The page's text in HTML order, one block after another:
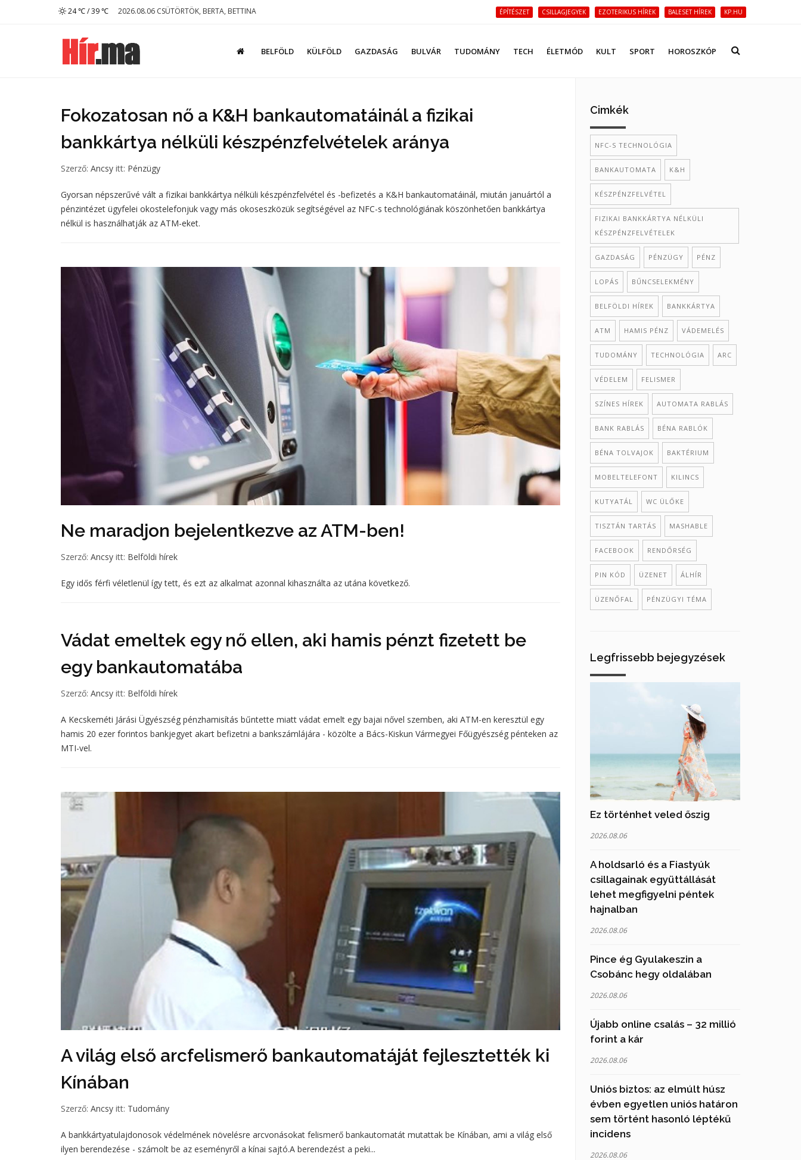
24 ℃ / 39 ℃ 2026.08.06 CSÜTÖRTÖK, BERTA, BETTINA ÉPÍTÉSZET CSILLAGJEGYEK EZOTERIKUS HÍREK BALESET HÍREK KP.HU
BELFÖLD KÜLFÖLD GAZDASÁG BULVÁR TUDOMÁNY TECH ÉLETMÓD KULT SPORT HOROSZKÓP
Fokozatosan nő a K&H bankautomatáinál a fizikai
bankkártya nélküli készpénzfelvételek aránya
Szerző: Ancsy itt: Pénzügy
Gyorsan népszerűvé vált a fizikai bankkártya nélküli készpénzfelvétel és -befizetés a K&H bankautomatáinál, miután januártól a
pénzintézet ügyfelei okostelefonjuk vagy más okoseszközük segítségével az NFC-s technológiának köszönhetően bankkártya
nélkül is használhatják az ATM-eket.
Ne maradjon bejelentkezve az ATM-ben!
Szerző: Ancsy itt: Belföldi hírek
Egy idős férfi véletlenül így tett, és ezt az alkalmat azonnal kihasználta az utána következő.
Vádat emeltek egy nő ellen, aki hamis pénzt fizetett be
egy bankautomatába
Szerző: Ancsy itt: Belföldi hírek
A Kecskeméti Járási Ügyészség pénzhamisítás bűntette miatt vádat emelt egy bajai nővel szemben, aki ATM-en keresztül egy
hamis 20 ezer forintos bankjegyet akart befizetni a bankszámlájára - közölte a Bács-Kiskun Vármegyei Főügyészség pénteken az
MTI-vel.
A világ első arcfelismerő bankautomatáját fejlesztették ki
Kínában
Szerző: Ancsy itt: Tudomány
A bankkártyatulajdonosok védelmének növelésre arcvonásokat felismerő bankautomatát mutattak be Kínában, ami a világ első
ilyen berendezése - számolt be az eseményről a kínai sajtó.A berendezést a peki...
Cimkék
NFC-S TECHNOLÓGIA
BANKAUTOMATA K&H
KÉSZPÉNZFELVÉTEL
FIZIKAI BANKKÁRTYA NÉLKÜLI
KÉSZPÉNZFELVÉTELEK
GAZDASÁG PÉNZÜGY PÉNZ
LOPÁS BŰNCSELEKMÉNY
BELFÖLDI HÍREK BANKKÁRTYA
ATM HAMIS PÉNZ VÁDEMELÉS
TUDOMÁNY TECHNOLÓGIA ARC
VÉDELEM FELISMER
SZÍNES HÍREK AUTOMATA RABLÁS
BANK RABLÁS BÉNA RABLÓK
BÉNA TOLVAJOK BAKTÉRIUM
MOBELTELEFONT KILINCS
KUTYATÁL WC ÜLŐKE
TISZTÁN TARTÁS MASHABLE
FACEBOOK RENDŐRSÉG
PIN KÓD ÜZENET ÁLHÍR
ÜZENŐFAL PÉNZÜGYI TÉMA
Legfrissebb bejegyzések
Ez történhet veled őszig
2026.08.06
A holdsarló és a Fiastyúk
csillagainak együttállását
lehet megfigyelni péntek
hajnalban
2026.08.06
Pince ég Gyulakeszin a
Csobánc hegy oldalában
2026.08.06
Újabb online csalás – 32 millió
forint a kár
2026.08.06
Uniós biztos: az elmúlt húsz
évben egyetlen uniós határon
sem történt hasonló léptékű
incidens
2026.08.06